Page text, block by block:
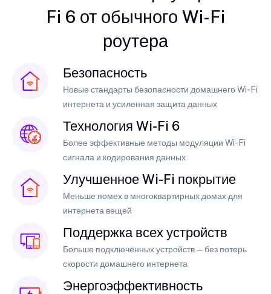
Fi 6 от обычного Wi-Fi
роутера
Безопасность
Новые стандарты безопасности домашнего Wi-Fi
интернета и усиленная защита данных
Технология Wi-Fi 6
Более эффективные методы модуляции Wi-Fi
сигнала и кодирования данных
Улучшенное Wi-Fi покрытие
Меньше помех в многоквартирных домах для
интернета вещей
Поддержка всех устройств
Больше подключённых устройств — без потерь
скорости домашнего интернета
Энергоэффективность